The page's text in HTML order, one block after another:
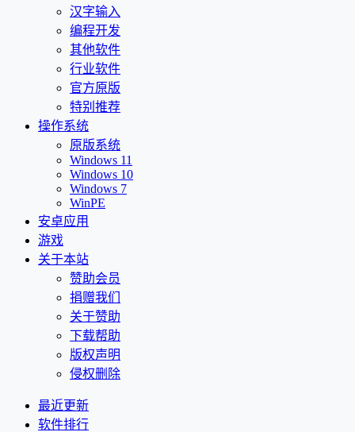
汉字输入
编程开发
其他软件
行业软件
官方原版
特别推荐
操作系统
原版系统
Windows 11
Windows 10
Windows 7
WinPE
安卓应用
游戏
关于本站
赞助会员
捐赠我们
关于赞助
下载帮助
版权声明
侵权删除
最近更新
软件排行